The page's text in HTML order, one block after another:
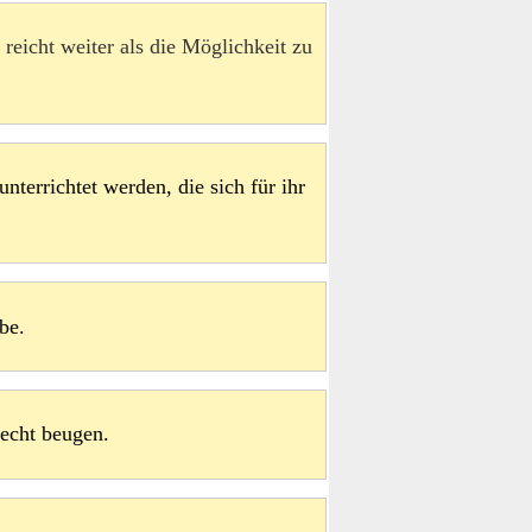
weiter als die Möglichkeit zu
werden, die sich für ihr
beugen.